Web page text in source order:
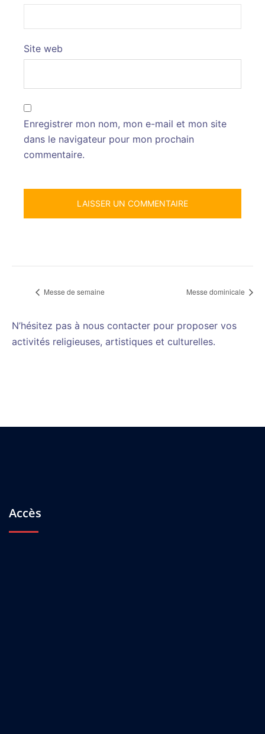
Site web
Enregistrer mon nom, mon e-mail et mon site
dans le navigateur pour mon prochain
commentaire.
Messe de semaine Messe dominicale
N’hésitez pas à nous contacter pour proposer vos
activités religieuses, artistiques et culturelles.
Accès